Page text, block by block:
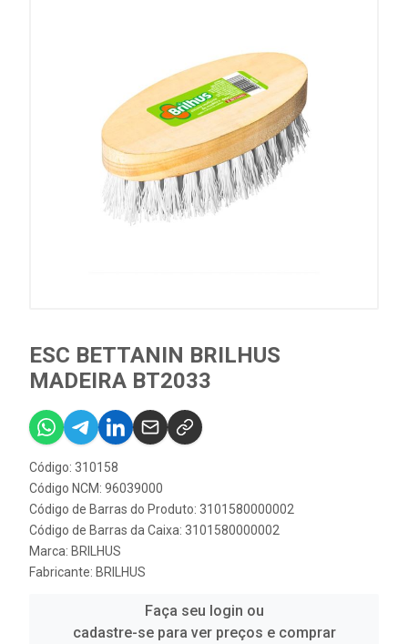
ESC BETTANIN BRILHUS
MADEIRA BT2033
Código: 310158
Código NCM: 96039000
Código de Barras do Produto: 3101580000002
Código de Barras da Caixa: 3101580000002
Marca: BRILHUS
Fabricante: BRILHUS
Faça seu login ou
cadastre-se para ver preços e comprar